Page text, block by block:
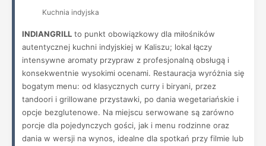
Kuchnia indyjska
INDIANGRILL to punkt obowiązkowy dla miłośników
autentycznej kuchni indyjskiej w Kaliszu; lokal łączy
intensywne aromaty przypraw z profesjonalną obsługą i
konsekwentnie wysokimi ocenami. Restauracja wyróżnia się
bogatym menu: od klasycznych curry i biryani, przez
tandoori i grillowane przystawki, po dania wegetariańskie i
opcje bezglutenowe. Na miejscu serwowane są zarówno
porcje dla pojedynczych gości, jak i menu rodzinne oraz
dania w wersji na wynos, idealne dla spotkań przy filmie lub